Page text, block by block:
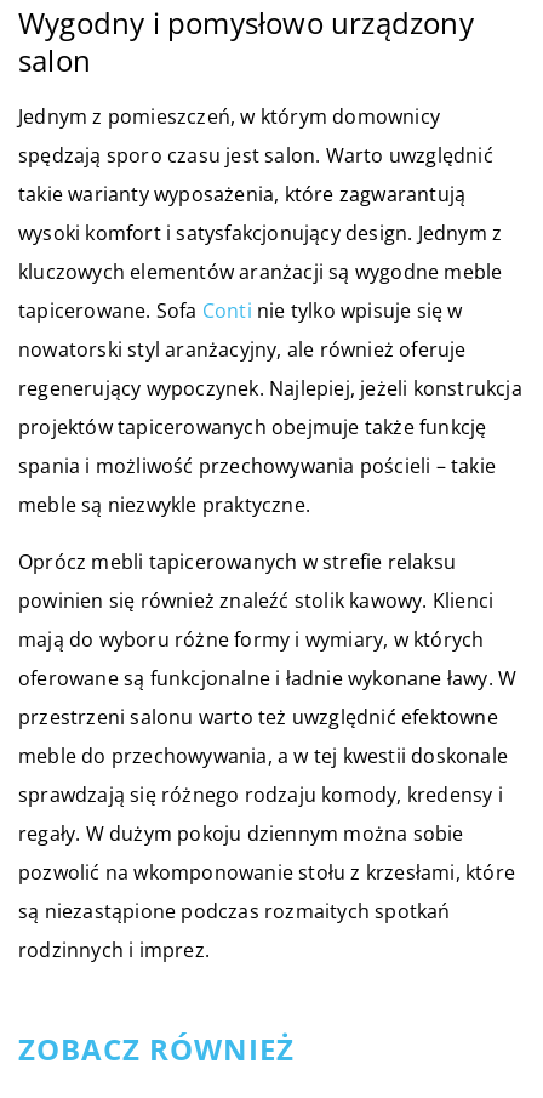
Wygodny i pomysłowo urządzony
salon
Jednym z pomieszczeń, w którym domownicy
spędzają sporo czasu jest salon. Warto uwzględnić
takie warianty wyposażenia, które zagwarantują
wysoki komfort i satysfakcjonujący design. Jednym z
kluczowych elementów aranżacji są wygodne meble
tapicerowane. Sofa Conti nie tylko wpisuje się w
nowatorski styl aranżacyjny, ale również oferuje
regenerujący wypoczynek. Najlepiej, jeżeli konstrukcja
projektów tapicerowanych obejmuje także funkcję
spania i możliwość przechowywania pościeli – takie
meble są niezwykle praktyczne.
Oprócz mebli tapicerowanych w strefie relaksu
powinien się również znaleźć stolik kawowy. Klienci
mają do wyboru różne formy i wymiary, w których
oferowane są funkcjonalne i ładnie wykonane ławy. W
przestrzeni salonu warto też uwzględnić efektowne
meble do przechowywania, a w tej kwestii doskonale
sprawdzają się różnego rodzaju komody, kredensy i
regały. W dużym pokoju dziennym można sobie
pozwolić na wkomponowanie stołu z krzesłami, które
są niezastąpione podczas rozmaitych spotkań
rodzinnych i imprez.
ZOBACZ RÓWNIEŻ